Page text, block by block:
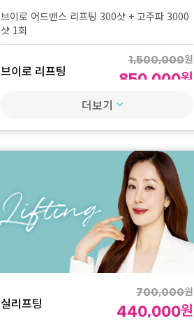
인모드
370,000원
인모드 FX + FORMA 얼굴전체 3회
110,000
파워인모드 FX 얼굴전체 1회
인모드
500,000
280,000원
파워인모드 FX 얼굴전체 3회
인모드
350,000
파워인모드 FX + FORMA 얼굴전체 1회
브이로 어드밴스 리프팅 300샷 + 고주파 3000
샷 1회
브이로 리프팅
1,500,000원
850,000원
브이로 어드밴스 리프팅 300샷 + 고주파 3000
800,000원
500,000
브이로 어드밴스 리프팅 500샷 + 고주파 5000
샷 1회
2,000,000원
1,300,000
브이로 어드밴스 리프팅 500샷 + 고주파 5000
더보기
실리프팅
700,000원
440,000원